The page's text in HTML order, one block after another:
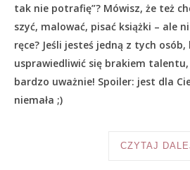
tak nie potrafię”? Mówisz, że też
szyć, malować, pisać książki – ale
ręce? Jeśli jesteś jedną z tych
usprawiedliwić się brakiem
bardzo uważnie! Spoiler: jest dla
niemała ;)
CZYTAJ